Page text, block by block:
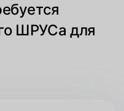
ШРУСа для